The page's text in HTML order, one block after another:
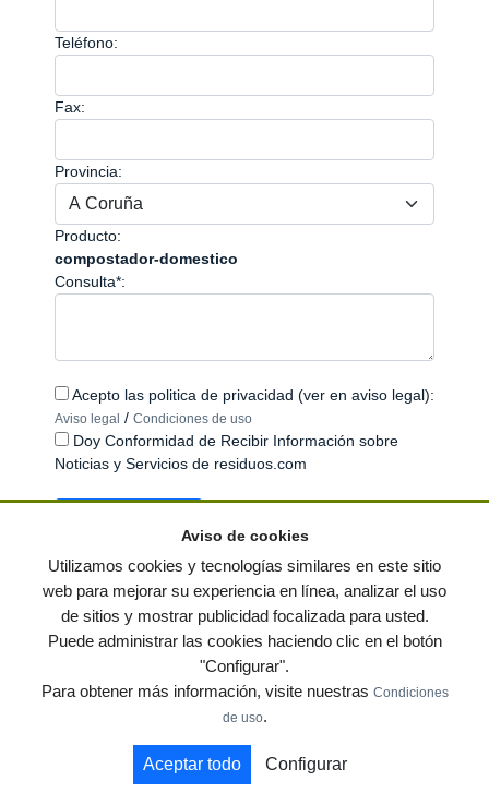
Teléfono:
Fax:
Provincia:
Producto:
compostador-domestico
Consulta*:
Acepto las politica de privacidad (ver en aviso legal):
Aviso legal / Condiciones de uso
Doy Conformidad de Recibir Información sobre
Noticias y Servicios de residuos.com
© residuos.com - Todos los derechos reservados Política de privacidad
Condiciones de uso|Contacto|Editores| Mapa web|Preguntas frecuentes
Publica tus anuncios gratis!
Muebles de terraza y jardin Notas de prensa
by
Aviso de cookies
Utilizamos cookies y tecnologías similares en este sitio
web para mejorar su experiencia en línea, analizar el uso
de sitios y mostrar publicidad focalizada para usted.
Puede administrar las cookies haciendo clic en el botón
"Configurar".
Para obtener más información, visite nuestras Condiciones
de uso.
Aceptar todo Configurar